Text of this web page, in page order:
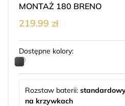
MONTAŻ 180 BRENO
219.99 zł
Dostępne kolory:
Rozstaw baterii:
na krzywkach